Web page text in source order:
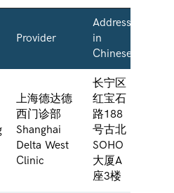
Provider
Address
in
Chinese
上海德达德
西门诊部
Shanghai
Delta West
Clinic
长宁区
红宝石
路188
号古北
SOHO
大厦A
座3楼